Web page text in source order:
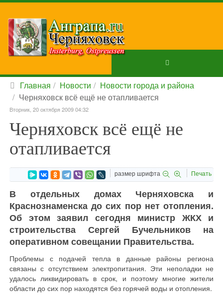
Главная Новости
Новости города и района
Черняховск всё ещё не отапливается
Вторник, 20 октября 2009 04:32
Черняховск всё ещё не
отапливается
размер шрифта Печать
В отдельных домах Черняховска и
Краснознаменска до сих пор нет отопления.
Об этом заявил сегодня министр ЖКХ и
строительства Сергей Бучельников на
оперативном совещании Правительства.
Проблемы с подачей тепла в данные районы региона
связаны с отсутствием электропитания. Эти неполадки не
удалось ликвидировать в срок, и поэтому многие жители
области до сих пор находятся без горячей воды и отопления.